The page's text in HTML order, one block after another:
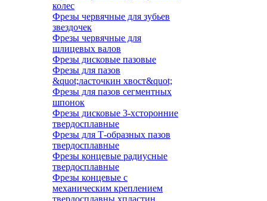
колес
Фрезы червячные для зубьев
звездочек
Фрезы червячные для
шлицевых валов
Фрезы дисковые пазовые
Фрезы для пазов
&quot;ласточкин хвост&quot;
Фрезы для пазов сегментных
шпонок
Фрезы дисковые 3-хсторонние
твердосплавные
Фрезы для Т-образных пазов
твердосплавные
Фрезы концевые радиусные
твердосплавные
Фрезы концевые с
механическим креплением
твердосплавны хпластин